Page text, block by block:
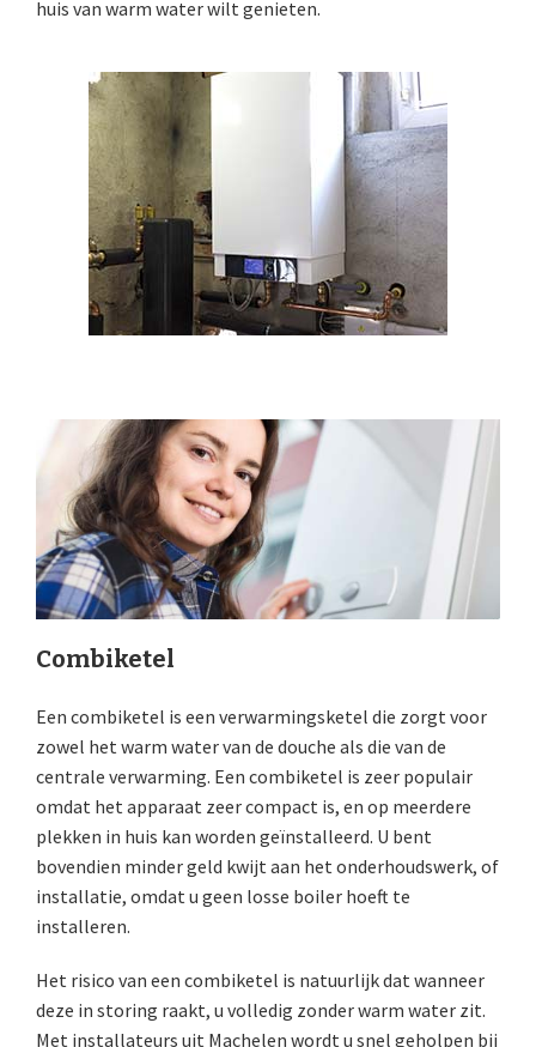
huis van warm water wilt genieten.
Combiketel
Een combiketel is een verwarmingsketel die zorgt voor
zowel het warm water van de douche als die van de
centrale verwarming. Een combiketel is zeer populair
omdat het apparaat zeer compact is, en op meerdere
plekken in huis kan worden geïnstalleerd. U bent
bovendien minder geld kwijt aan het onderhoudswerk, of
installatie, omdat u geen losse boiler hoeft te
installeren.
Het risico van een combiketel is natuurlijk dat wanneer
deze in storing raakt, u volledig zonder warm water zit.
Met installateurs uit Machelen wordt u snel geholpen bij